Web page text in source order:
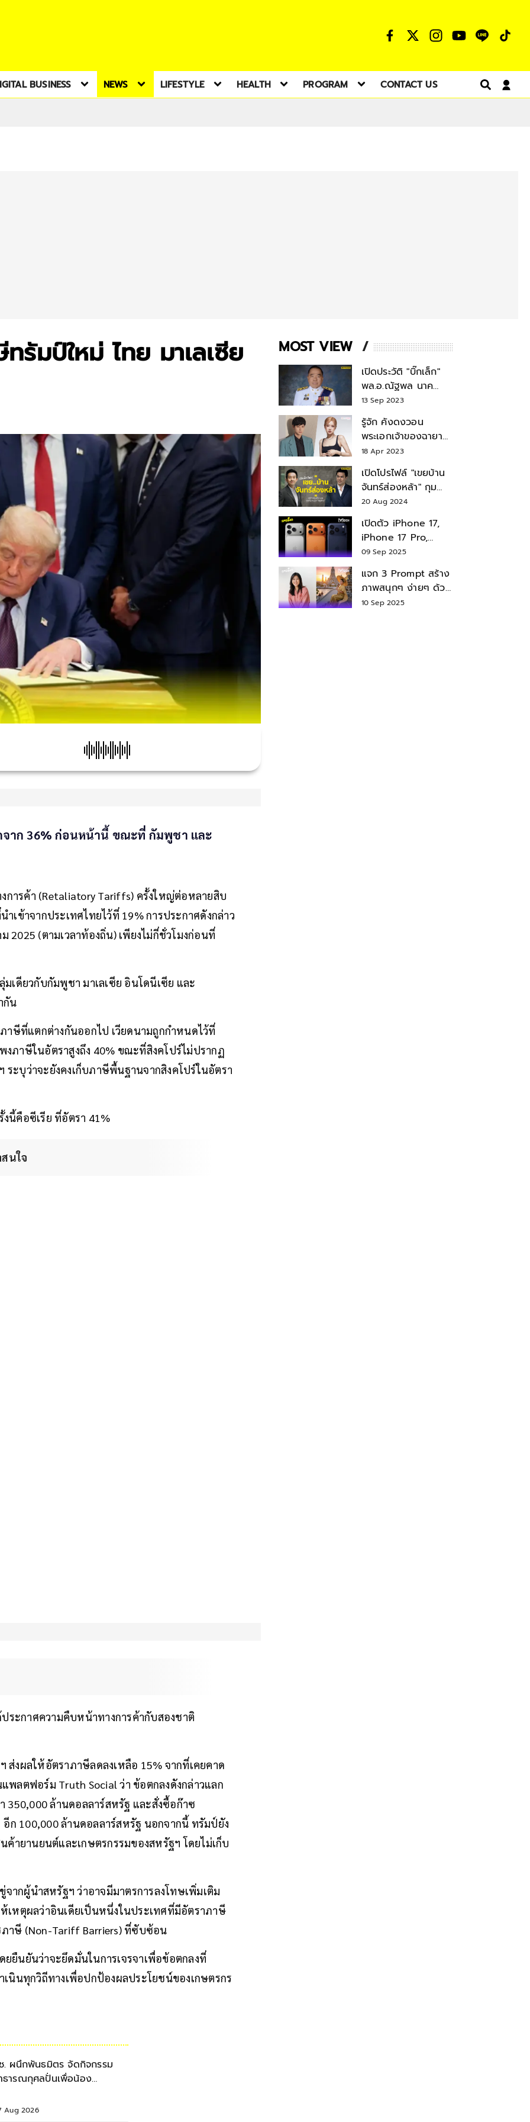
BUSINESS NEWS LIFESTYLE HEALTH PROGRAM CONTACT US
รัมป์ใหม่ ไทย มาเลเซีย
าก 36% ก่อนหน้านี้ ขณะที่ กัมพูชา และ
การค้า (Retaliatory Tariffs) ครั้งใหญ่ต่อหลายสิบ
ข้าจากประเทศไทยไว้ที่ 19% การประกาศดังกล่าว
(ตามเวลาท้องถิ่น) เพียงไม่กี่ชั่วโมงก่อนที่
เดียวกับกัมพูชา มาเลเซีย อินโดนีเซีย และ
กัน
ษีที่แตกต่างกันออกไป เวียดนามถูกกำหนดไว้ที่
ภาษีในอัตราสูงถึง 40% ขณะที่สิงคโปร์ไม่ปรากฏ
ะบุว่าจะยังคงเก็บภาษีพื้นฐานจากสิงคโปร์ในอัตรา
นี้คือซีเรีย ที่อัตรา 41%
นใจ
ระกาศความคืบหน้าทางการค้ากับสองชาติ
งผลให้อัตราภาษีลดลงเหลือ 15% จากที่เคยคาด
พลตฟอร์ม Truth Social ว่า ข้อตกลงดังกล่าวแลก
350,000 ล้านดอลลาร์สหรัฐ และสั่งซื้อก๊าซ
ก 100,000 ล้านดอลลาร์สหรัฐ นอกจากนี้ ทรัมป์ยัง
ายานยนต์และเกษตรกรรมของสหรัฐฯ โดยไม่เก็บ
ากผู้นำสหรัฐฯ ว่าอาจมีมาตรการลงโทษเพิ่มเติม
เหตุผลว่าอินเดียเป็นหนึ่งในประเทศที่มีอัตราภาษี
ภาษี (Non-Tariff Barriers) ที่ซับซ้อน
ยืนยันว่าจะยึดมั่นในการเจรจาเพื่อข้อตกลงที่
นินทุกวิถีทางเพื่อปกป้องผลประโยชน์ของเกษตรกร
. ผนึกพันธมิตร จัดกิจกรรม
ธารณกุศลปั่นเพื่อน้อง
Aug 2026
MOST VIEW
เปิดประวัติ "บิ๊กเล็ก"
พล.อ.ณัฐพล นาค
พาณิชย์ จากเลขาฯ
สมช.-เลขาฯ
รมว.กลาโหม
13 Sep 2023
รู้จัก คังดงวอน
พระเอกเจ้าของฉายา
สมบัติแห่งชาติ หลังมี
18 Apr 2023
เปิดโปรไฟล์ "เขยบ้าน
จันทร์ส่องหล้า" กุม
บังเหียนธุรกิจตระกูล
"ชินวัตร"
20 Aug 2024
เปิดตัว iPhone 17,
iPhone 17 Pro,
iPhone 17 Air สเปค
09 Sep 2025
แจก 3 Prompt สร้าง
ภาพสนุกๆ ง่ายๆ ด้วย
Nano Banana ใน
10 Sep 2025